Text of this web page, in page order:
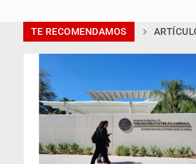
TE RECOMENDAMOS